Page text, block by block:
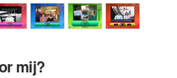
mij?